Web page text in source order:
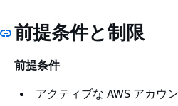
前提条件と制限
前提条件
アクティブな AWS アカウ